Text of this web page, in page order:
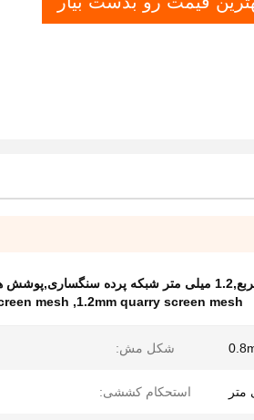
پرده سنگ
1.2mm quarry screen mesh
,
mesh
شکل مش:
استحکام کششی: